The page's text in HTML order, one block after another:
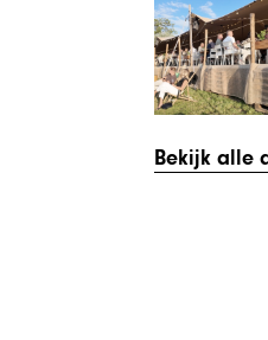
Bekijk alle